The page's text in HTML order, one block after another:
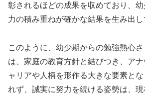
彰されるほどの成果を収めており、
力の積み重ねが確かな結果を生み出し
このように、幼少期からの勉強熱心
は、家庭の教育方針と結びつき、ア
ャリアや人柄を形作る大きな要素と
れず、誠実に努力を続ける姿勢は、